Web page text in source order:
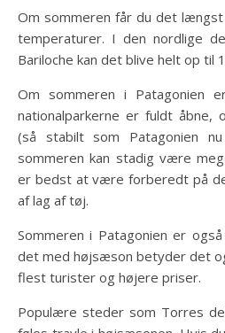
Om sommeren får du det
temperaturer. I den nordlige
Bariloche kan det blive helt op til
Om sommeren i Patagonien
nationalparkerne er fuldt
(så stabilt som Patagonien
sommeren kan stadig være
er bedst at være forberedt på
af lag af tøj.
Sommeren i Patagonien er
det med højsæson betyder det
flest turister og højere priser.
Populære steder som Torres